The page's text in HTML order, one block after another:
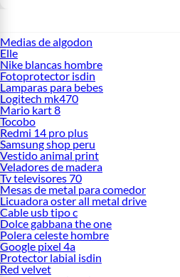
Medias de algodon
Elle
Nike blancas hombre
Fotoprotector isdin
Lamparas para bebes
Logitech mk470
Mario kart 8
Tocobo
Redmi 14 pro plus
Samsung shop peru
Vestido animal print
Veladores de madera
Tv televisores 70
Mesas de metal para comedor
Licuadora oster all metal drive
Cable usb tipo c
Dolce gabbana the one
Polera celeste hombre
Google pixel 4a
Protector labial isdin
Red velvet